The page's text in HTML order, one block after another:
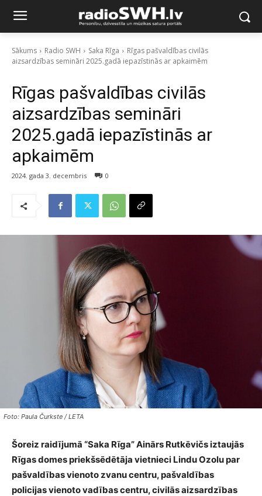
Sākums Radio SWH Saka Rīga
Rīgas pašvaldības civilās
aizsardzības semināri 2025.gadā iepazīstinās ar apkaimēm
Rīgas pašvaldības civilās
aizsardzības semināri
2025.gadā iepazīstinās ar
apkaimēm
2024. gada 3. decembris 0
Foto: Paula Čurkste / LETA
Šoreiz raidījumā “Saka Rīga” Ainārs Rutkēvičs iztaujās
Rīgas domes priekšsēdētāja vietnieci Lindu Ozolu par
pašvaldības vienoto zvanu centru, pašvaldības
policijas vienoto vadības centru, civilās aizsardzības